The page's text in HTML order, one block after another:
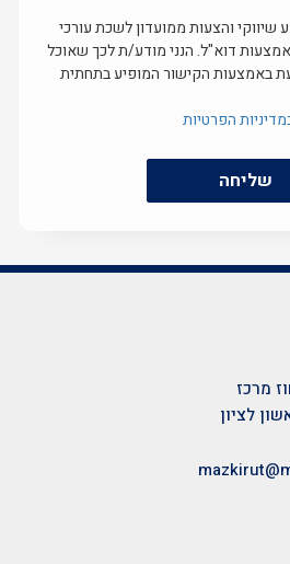
והצעות ממועדון לשכת עורכי
דוא"ל. הנני מודע/ת לכך שאוכל
באמצעות הקישור המופיע בתחתית
הפרטיות
שליחה
מרכז